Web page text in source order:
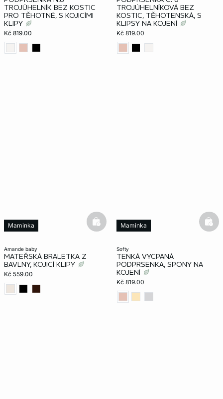
TROJÚHELNÍK BEZ KOSTIC
PRO TĚHOTNÉ, S KOJICÍMI
KLIPY
Kč 819.00
TROJÚHELNÍKOVÁ BEZ
KOSTIC, TĚHOTENSKÁ, S
KLIPSY NA KOJENÍ
Kč 819.00
amande baby
MATEŘSKÁ BRALETKA Z
BAVLNY, KOJICÍ KLIPY
Kč 559.00
Maminka basketfull
softy
TENKÁ VYCPANÁ
PODPRSENKA, SPONY NA
KOJENÍ
Kč 819.00
Maminka